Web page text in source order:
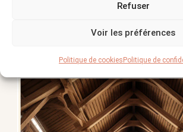
Refuser
Voir les préférences
Politique de cookiesPolitique de
votre maison !